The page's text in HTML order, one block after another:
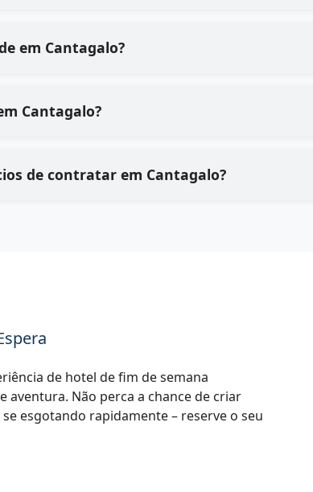
Qual a qualidade dos serviços de em Cantagalo?
funciona o processo de em Cantagalo?
Quais são os principais benefícios de contratar em Cantagalo?
de hotel de fim de semana
aventura. Não perca a chance de criar
esgotando rapidamente – reserve o seu